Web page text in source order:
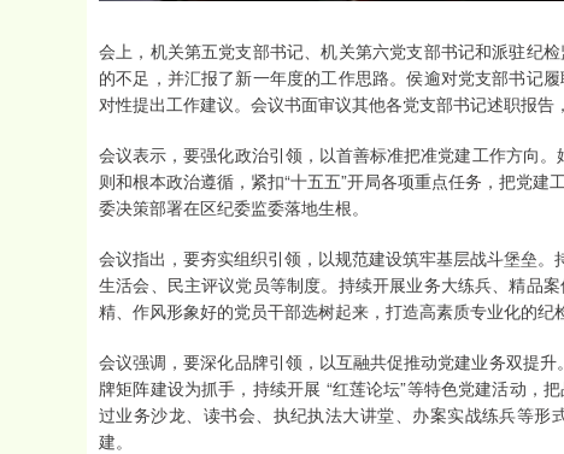
会上，机关第五党支部书记、机关第六党支部书记和派驻纪
的不足，并汇报了新一年度的工作思路。侯逾对党支部书记
对性提出工作建议。会议书面审议其他各党支部书记述职报告
会议表示，要强化政治引领，以首善标准把准党建工作方向
则和根本政治遵循，紧扣“十五五”开局各项重点任务，把党
委决策部署在区纪委监委落地生根。
会议指出，要夯实组织引领，以规范建设筑牢基层战斗堡垒
生活会、民主评议党员等制度。持续开展业务大练兵、精品
精、作风形象好的党员干部选树起来，打造高素质专业化的纪
会议强调，要深化品牌引领，以互融共促推动党建业务双提升
牌矩阵建设为抓手，持续开展 “红莲论坛”等特色党建活动，
过业务沙龙、读书会、执纪执法大讲堂、办案实战练兵等
建。